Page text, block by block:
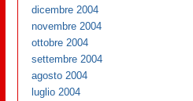
dicembre 2004
novembre 2004
ottobre 2004
settembre 2004
agosto 2004
luglio 2004